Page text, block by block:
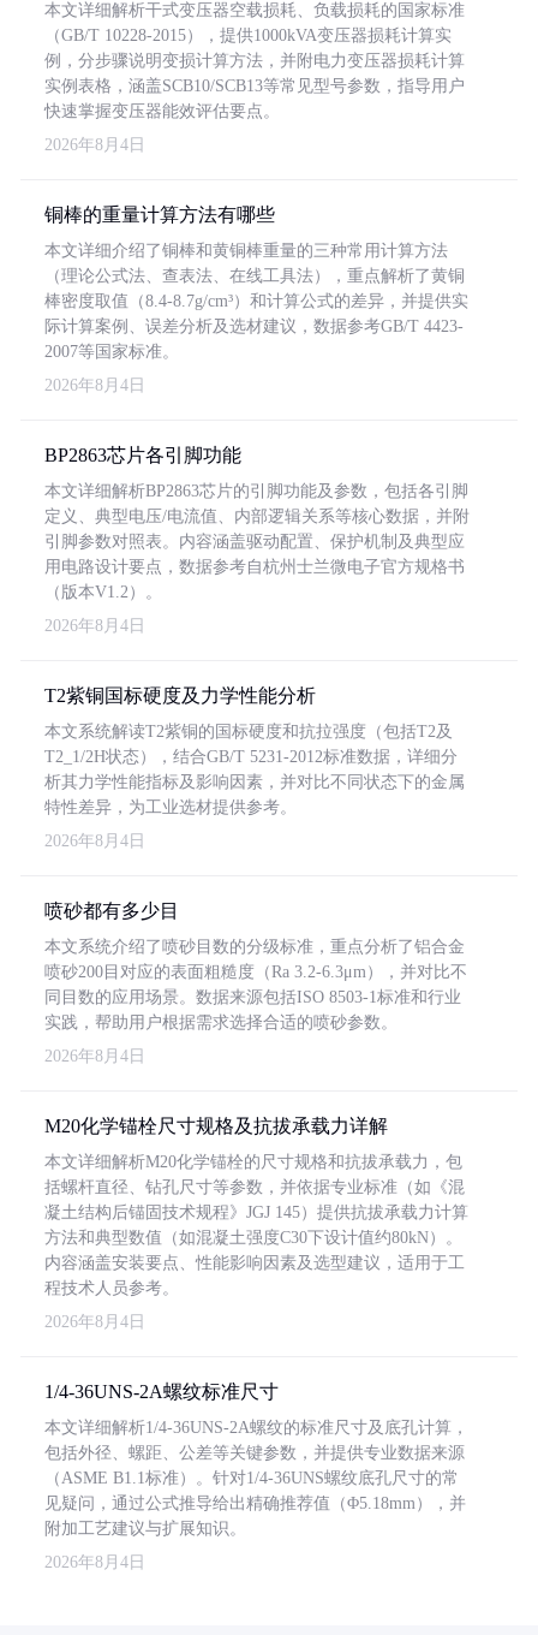
本文详细解析干式变压器空载损耗、负载损耗的国家标准
（GB/T 10228-2015），提供1000kVA变压器损耗计算实
例，分步骤说明变损计算方法，并附电力变压器损耗计算
实例表格，涵盖SCB10/SCB13等常见型号参数，指导用户
快速掌握变压器能效评估要点。
2026年8月4日
铜棒的重量计算方法有哪些
本文详细介绍了铜棒和黄铜棒重量的三种常用计算方法
（理论公式法、查表法、在线工具法），重点解析了黄铜
棒密度取值（8.4-8.7g/cm³）和计算公式的差异，并提供实
际计算案例、误差分析及选材建议，数据参考GB/T 4423-
2007等国家标准。
2026年8月4日
BP2863芯片各引脚功能
本文详细解析BP2863芯片的引脚功能及参数，包括各引脚
定义、典型电压/电流值、内部逻辑关系等核心数据，并附
引脚参数对照表。内容涵盖驱动配置、保护机制及典型应
用电路设计要点，数据参考自杭州士兰微电子官方规格书
（版本V1.2）。
2026年8月4日
T2紫铜国标硬度及力学性能分析
本文系统解读T2紫铜的国标硬度和抗拉强度（包括T2及
T2_1/2H状态），结合GB/T 5231-2012标准数据，详细分
析其力学性能指标及影响因素，并对比不同状态下的金属
特性差异，为工业选材提供参考。
2026年8月4日
喷砂都有多少目
本文系统介绍了喷砂目数的分级标准，重点分析了铝合金
喷砂200目对应的表面粗糙度（Ra 3.2-6.3μm），并对比不
同目数的应用场景。数据来源包括ISO 8503-1标准和行业
实践，帮助用户根据需求选择合适的喷砂参数。
2026年8月4日
M20化学锚栓尺寸规格及抗拔承载力详解
本文详细解析M20化学锚栓的尺寸规格和抗拔承载力，包
括螺杆直径、钻孔尺寸等参数，并依据专业标准（如《混
凝土结构后锚固技术规程》JGJ 145）提供抗拔承载力计算
方法和典型数值（如混凝土强度C30下设计值约80kN）。
内容涵盖安装要点、性能影响因素及选型建议，适用于工
程技术人员参考。
2026年8月4日
1/4-36UNS-2A螺纹标准尺寸
本文详细解析1/4-36UNS-2A螺纹的标准尺寸及底孔计算，
包括外径、螺距、公差等关键参数，并提供专业数据来源
（ASME B1.1标准）。针对1/4-36UNS螺纹底孔尺寸的常
见疑问，通过公式推导给出精确推荐值（Φ5.18mm），并
附加工艺建议与扩展知识。
2026年8月4日